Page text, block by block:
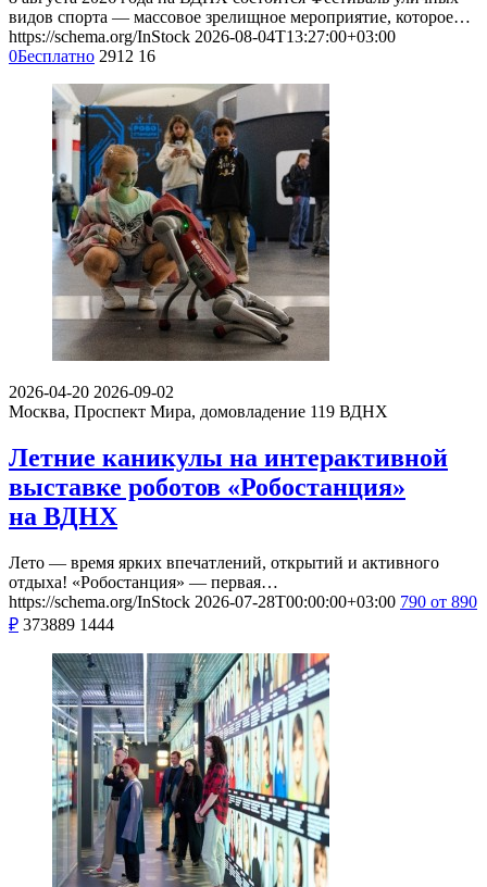
видов спорта — массовое зрелищное мероприятие, которое…
https://schema.org/InStock 2026-08-04T13:27:00+03:00
0Бесплатно 2912 16
2026-04-20 2026-09-02
Москва, Проспект Мира, домовладение 119 ВДНХ
Летние каникулы на интерактивной
выставке роботов «Робостанция»
на ВДНХ
Лето — время ярких впечатлений, открытий и активного
отдыха! «Робостанция» — первая…
https://schema.org/InStock 2026-07-28T00:00:00+03:00 790 от 890
₽ 373889 1444